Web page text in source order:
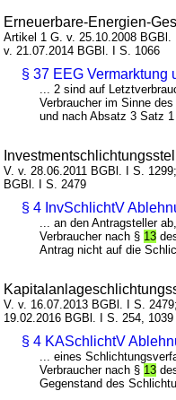
Erneuerbare-Energien-
Artikel 1 G. v. 25.10.2008 BGBl.
v. 21.07.2014 BGBl. I S. 1066
§ 37 EEG Vermarktung
... 2 sind auf
Verbraucher im Sinne des
und nach Absatz 3 Satz 1
V. v. 28.06.2011 BGBl. I S.
BGBl. I S. 2479
§ 4 InvSchlichtV
... an den Antragsteller
Verbraucher nach § 13
Antrag nicht auf die
V. v. 16.07.2013 BGBl. I S.
19.02.2016 BGBl. I S. 254, 1039
§ 4 KASchlichtV
... eines
Verbraucher nach § 13
Gegenstand des